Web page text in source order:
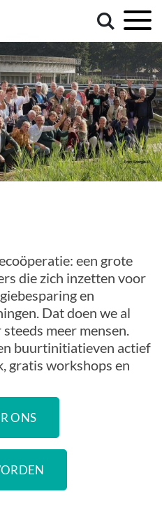
een grote
die zich inzetten voor
en
Dat doen we al
meer mensen.
buurtinitiatieven actief
gratis workshops en
ONS